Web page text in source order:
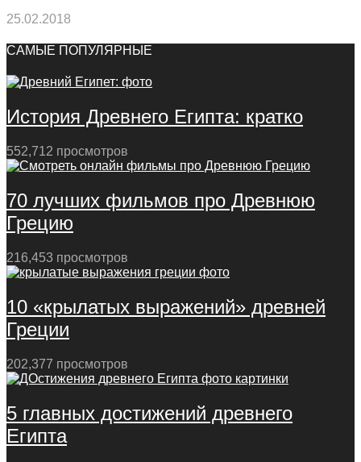
25.02.2018
САМЫЕ ПОПУЛЯРНЫЕ
История Древнего Египта: кратко
552,712 просмотров
70 лучших фильмов про Древнюю
Грецию
216,453 просмотров
10 «крылатых выражений» древней
Греции
202,377 просмотров
5 главных достижений древнего
Египта